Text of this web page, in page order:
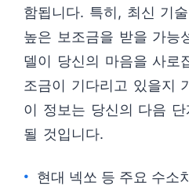
함됩니다. 특히, 최신 기
높은 보조금을 받을 가능
델이 당신의 마음을 사로
조금이 기다리고 있을지
이 정보는 당신의 다음
될 것입니다.
현대 넥쏘 등 주요 수소